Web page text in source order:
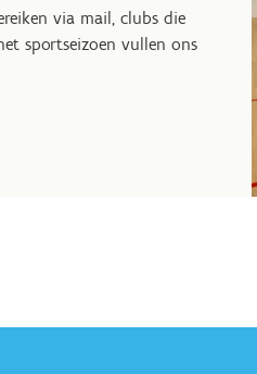
via mail, clubs die
sportseizoen vullen ons